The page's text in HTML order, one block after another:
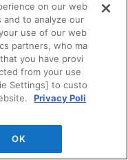
理解いただき
されています。
される場所には使
す。ただし、次の
ください。
や薬品
on our web
to analyze our
use of our web
partners, who ma
you have provi
from your use
Settings] to custo
Privacy Poli
OK